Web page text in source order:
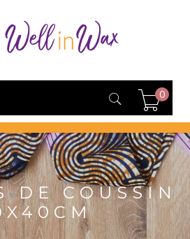
0
DE COUSSIN